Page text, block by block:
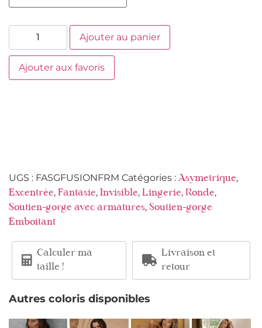
Ajouter au panier
Ajouter aux favoris
UGS : FASGFUSIONFRM Catégories : Asymetrique,
Excentrée, Fantasie, Invisible, Lingerie, Ronde,
Soutien-gorge avec armatures, Soutien-gorge
Emboitant
Calculer ma
taille !
Livraison et
retour
Autres coloris disponibles